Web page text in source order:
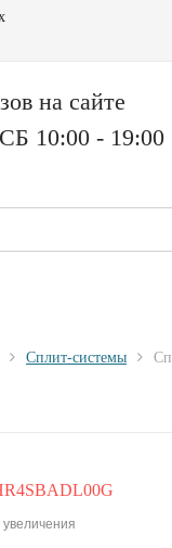
на сайте
10:00 - 19:00
Сплит-системы